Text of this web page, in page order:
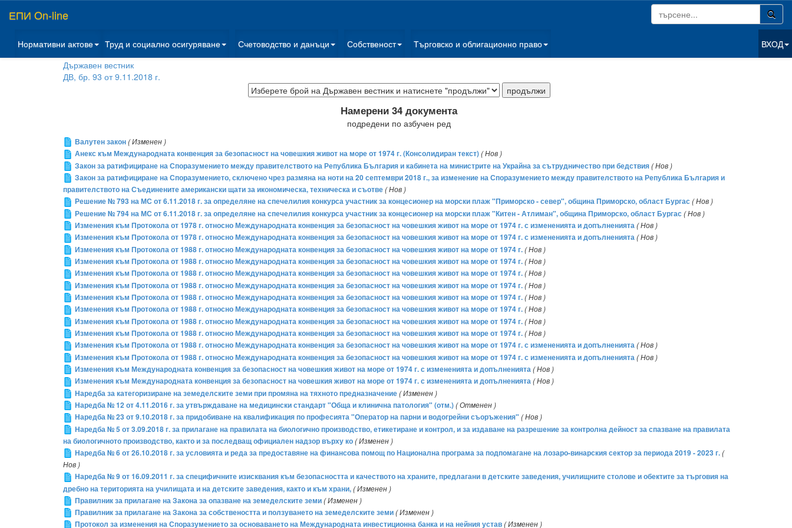
ЕПИ On-line
Нормативни актове Труд и социално осигуряване Счетоводство и данъци Собственост Търговско и облигационно право
ВХОД
Държавен вестник
ДВ, бр. 93 от 9.11.2018 г.
Намерени 34 документа
подредени по азбучен ред
Валутен закон( Изменен )
Анекс към Международната конвенция за безопасност на човешкия живот на море от 1974 г. (Консолидиран текст)( Нов )
Закон за ратифициране на Споразумението между правителството на Република България и кабинета на министрите на Украйна за сътрудничество при бедствия( Нов )
Закон за ратифициране на Споразумението, сключено чрез размяна на ноти на 20 септември 2018 г., за изменение на Споразумението между правителството на Република България и
правителството на Съединените американски щати за икономическа, техническа и съотве( Нов )
Решение № 793 на МС от 6.11.2018 г. за определяне на спечелилия конкурса участник за концесионер на морски плаж "Приморско - север", община Приморско, област Бургас( Нов )
Решение № 794 на МС от 6.11.2018 г. за определяне на спечелилия конкурса участник за концесионер на морски плаж "Китен - Атлиман", община Приморско, област Бургас( Нов )
Изменения към Протокола от 1978 г. относно Международната конвенция за безопасност на човешкия живот на море от 1974 г. с измененията и допълненията( Нов )
Изменения към Протокола от 1978 г. относно Международната конвенция за безопасност на човешкия живот на море от 1974 г. с измененията и допълненията( Нов )
Изменения към Протокола от 1988 г. относно Международната конвенция за безопасност на човешкия живот на море от 1974 г.( Нов )
Изменения към Протокола от 1988 г. относно Международната конвенция за безопасност на човешкия живот на море от 1974 г.( Нов )
Изменения към Протокола от 1988 г. относно Международната конвенция за безопасност на човешкия живот на море от 1974 г.( Нов )
Изменения към Протокола от 1988 г. относно Международната конвенция за безопасност на човешкия живот на море от 1974 г.( Нов )
Изменения към Протокола от 1988 г. относно Международната конвенция за безопасност на човешкия живот на море от 1974 г.( Нов )
Изменения към Протокола от 1988 г. относно Международната конвенция за безопасност на човешкия живот на море от 1974 г.( Нов )
Изменения към Протокола от 1988 г. относно Международната конвенция за безопасност на човешкия живот на море от 1974 г.( Нов )
Изменения към Протокола от 1988 г. относно Международната конвенция за безопасност на човешкия живот на море от 1974 г.( Нов )
Изменения към Протокола от 1988 г. относно Международната конвенция за безопасност на човешкия живот на море от 1974 г. с измененията и допълненията( Нов )
Изменения към Протокола от 1988 г. относно Международната конвенция за безопасност на човешкия живот на море от 1974 г. с измененията и допълненията( Нов )
Изменения към Международната конвенция за безопасност на човешкия живот на море от 1974 г. с измененията и допълненията( Нов )
Изменения към Международната конвенция за безопасност на човешкия живот на море от 1974 г. с измененията и допълненията( Нов )
Наредба за категоризиране на земеделските земи при промяна на тяхното предназначение( Изменен )
Наредба № 12 от 4.11.2016 г. за утвърждаване на медицински стандарт "Обща и клинична патология" (отм.)( Отменен )
Наредба № 23 от 9.10.2018 г. за придобиване на квалификация по професията "Оператор на парни и водогрейни съоръжения" ( Нов )
Наредба № 5 от 3.09.2018 г. за прилагане на правилата на биологично производство, етикетиране и контрол, и за издаване на разрешение за контролна дейност за спазване на правилата
на биологичното производство, както и за последващ официален надзор върху ко( Изменен )
Наредба № 6 от 26.10.2018 г. за условията и реда за предоставяне на финансова помощ по Национална програма за подпомагане на лозаро-винарския сектор за периода 2019 - 2023 г.(
Нов )
Наредба № 9 от 16.09.2011 г. за специфичните изисквания към безопасността и качеството на храните, предлагани в детските заведения, училищните столове и обектите за търговия на
дребно на територията на училищата и на детските заведения, както и към храни,( Изменен )
Правилник за прилагане на Закона за опазване на земеделските земи( Изменен )
Правилник за прилагане на Закона за собствеността и ползуването на земеделските земи( Изменен )
Протокол за изменения на Споразумението за основаването на Международната инвестиционна банка и на нейния устав( Изменен )